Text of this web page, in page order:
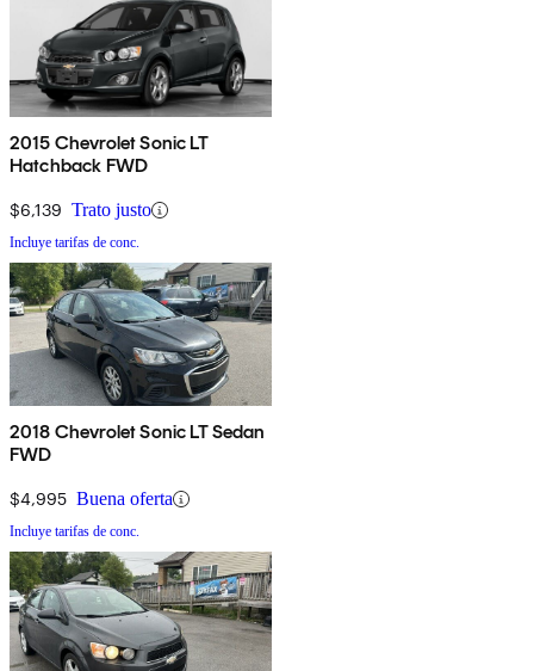
2015 Chevrolet Sonic LT
Hatchback FWD
$6,139 Trato justo
Incluye tarifas de conc.
2018 Chevrolet Sonic LT Sedan
FWD
$4,995 Buena oferta
Incluye tarifas de conc.